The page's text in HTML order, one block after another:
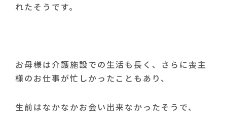
れたそうです。
お母様は介護施設での生活も長く、さらに喪主
様のお仕事が忙しかったこともあり、
生前はなかなかお会い出来なかったそうで、